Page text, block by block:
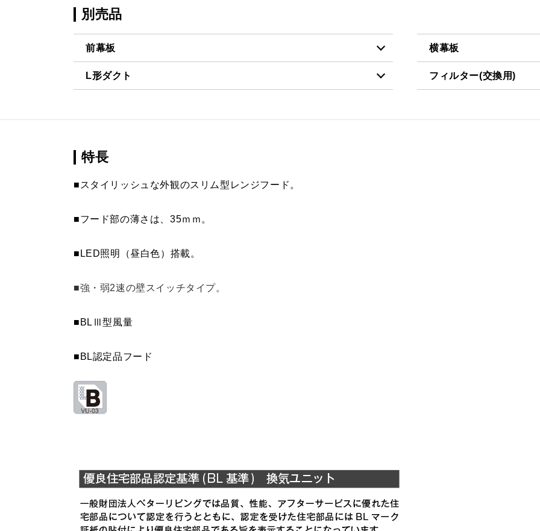
別売品
前幕板
MPB-9565 SI
MPB-9565 SBK ¥15,290（税抜価格 ￥13,900）
MPB-9665 BK
MPB-9665 SBK
L形ダクト
横幕板
フィルター(交換用)
特長
■スタイリッシュな外観のスリム型レンジフード。
■フード部の薄さは、35ｍｍ。
■LED照明（昼白色）搭載。
■強・弱2速の壁スイッチタイプ。
■BLⅢ型風量
■BL認定品フード